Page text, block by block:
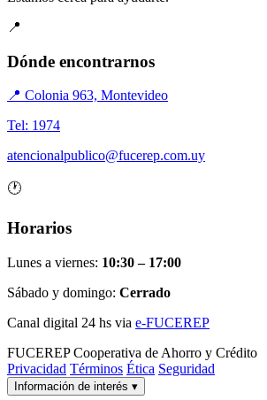
📍
Dónde encontrarnos
📍 Colonia 963, Montevideo
Tel: 1974
atencionalpublico@fucerep.com.uy
🕐
Horarios
Lunes a viernes: 10:30 – 17:00
Sábado y domingo: Cerrado
Canal digital 24 hs via e-FUCEREP
FUCEREP Cooperativa de Ahorro y Crédito
Privacidad Términos Ética Seguridad
Información de interés ▾